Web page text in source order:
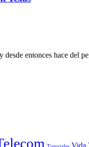
desde entonces hace del
Vida